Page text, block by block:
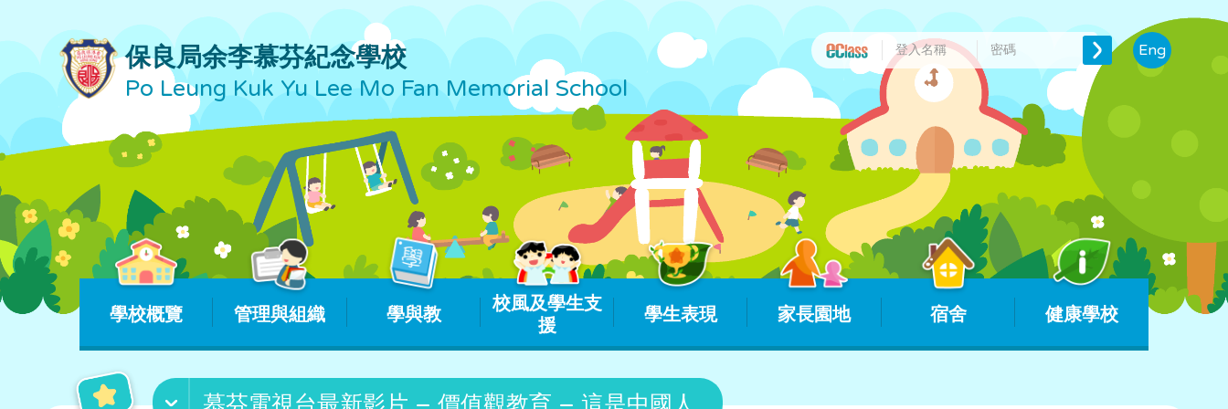
保良局余李慕芬紀念學校
Po Leung Kuk Yu Lee Mo Fan Memorial School
Eng
學校概覽 管理與組織 學與教
校風及學生支
援
學生表現 家長園地 宿舍 健康學校